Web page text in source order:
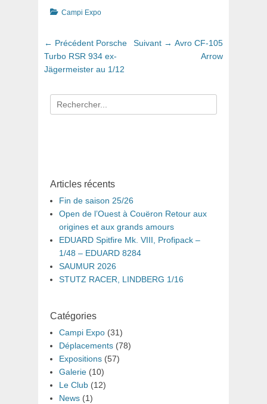
Catégories
Campi Expo
Navigation
de
l’article
← Précédent Article
précédent
:
Porsche
Turbo RSR 934 ex-
Jägermeister au 1/12
Suivant → Article
Avro CF-105
Arrow
Recherche
pour
Articles récents
Fin de saison 25/26
Open de l’Ouest à Couëron Retour aux
origines et aux grands amours
EDUARD Spitfire Mk. VIII, Profipack –
1/48 – EDUARD 8284
SAUMUR 2026
STUTZ RACER, LINDBERG 1/16
Catégories
Campi Expo (31)
Déplacements (78)
Expositions (57)
Galerie (10)
Le Club (12)
News (1)